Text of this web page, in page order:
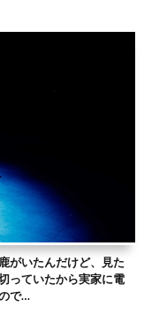
がいたんだけど、見た
っていたから実家に電
で…